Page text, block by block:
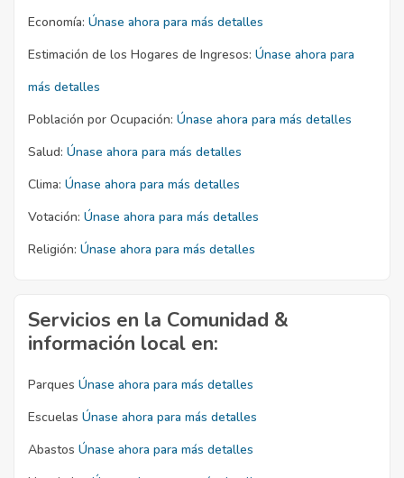
Economía: Únase ahora para más detalles
Estimación de los Hogares de Ingresos: Únase ahora para
más detalles
Población por Ocupación: Únase ahora para más detalles
Salud: Únase ahora para más detalles
Clima: Únase ahora para más detalles
Votación: Únase ahora para más detalles
Religión: Únase ahora para más detalles
Servicios en la Comunidad &
información local en:
Parques Únase ahora para más detalles
Escuelas Únase ahora para más detalles
Abastos Únase ahora para más detalles